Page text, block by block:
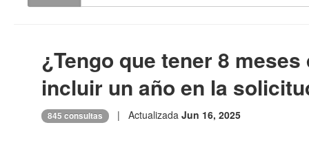
¿Tengo que tener 8
incluir un año en la
845 consultas | Actualizada Jun 16, 2025